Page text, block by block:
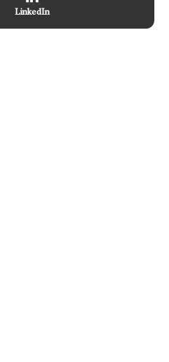
LinkedIn